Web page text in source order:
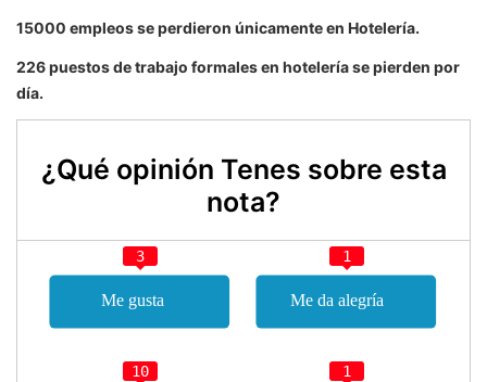
15000 empleos se perdieron únicamente en Hotelería.
226 puestos de trabajo formales en hotelería se pierden por
día.
¿Qué opinión Tenes sobre esta
nota?
3 1
10 1